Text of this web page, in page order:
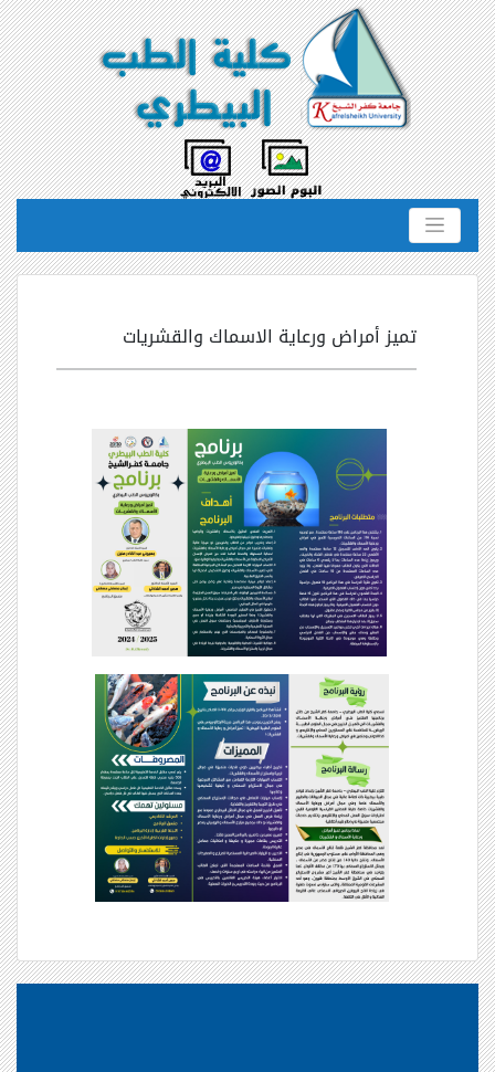
تميز أمراض ورعاية الاسماك والقشريات